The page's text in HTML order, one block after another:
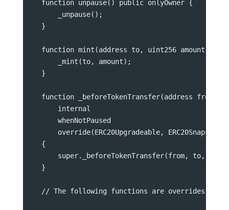
    function unpause() public onlyOwner {
        _unpause();
    }
function mint(address to, uint256 amount)
        _mint(to, amount);
    }
function _beforeTokenTransfer(address from,
        internal
        whenNotPaused
override(ERC20Upgradeable,
    {
super._beforeTokenTransfer(from, to,
    }
// The following functions are overrides